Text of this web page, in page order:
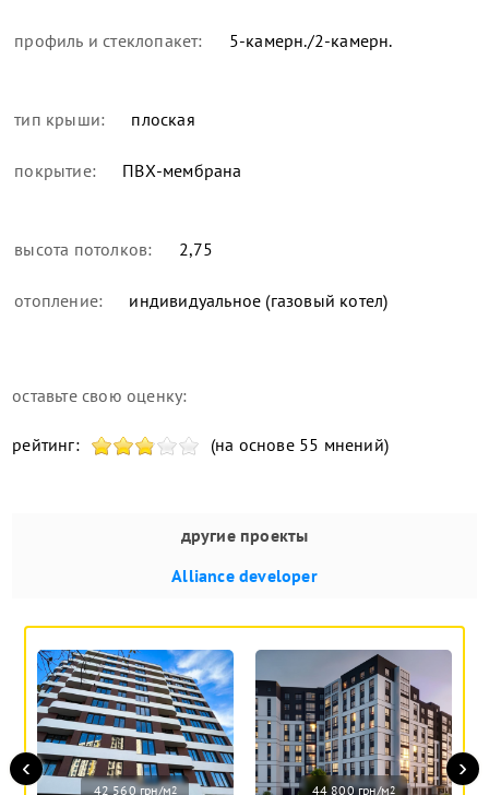
профиль и стеклопакет: 5-камерн./2-камерн.
тип крыши: плоская
покрытие: ПВХ-мембрана
высота потолков: 2,75
отопление: индивидуальное (газовый котел)
оставьте свою оценку:
рейтинг: (на основе 55 мнений)
другие проекты
Alliance developer
42 560 грн/м2 44 800 грн/м2
‹ ›